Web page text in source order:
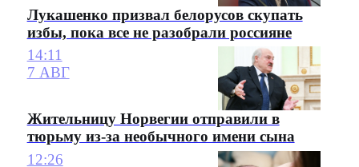
Лукашенко призвал белорусов скупать
избы, пока все не разобрали россияне
14:11
7 АВГ
Жительницу Норвегии отправили в
тюрьму из-за необычного имени сына
12:26